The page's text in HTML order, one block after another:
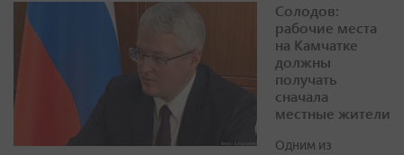
Солодов:
рабочие места
на Камчатке
должны
получать
сначала
местные жители
Одним из